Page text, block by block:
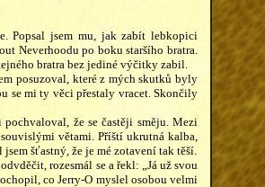
Popsal jsem mu, jak zabít lebkopici
Neverhoodu po boku staršího bratra.
bratra bez jediné výčitky zabil.
posuzoval, které z mých skutků byly
se mi ty věci přestaly vracet. Skončily
že se častěji směju. Mezi
větami. Příští ukrutná kalba,
šťastný, že je mé zotavení tak těší.
rozesmál se a řekl: „Já už svou
co Jerry-O myslel osobou velmi